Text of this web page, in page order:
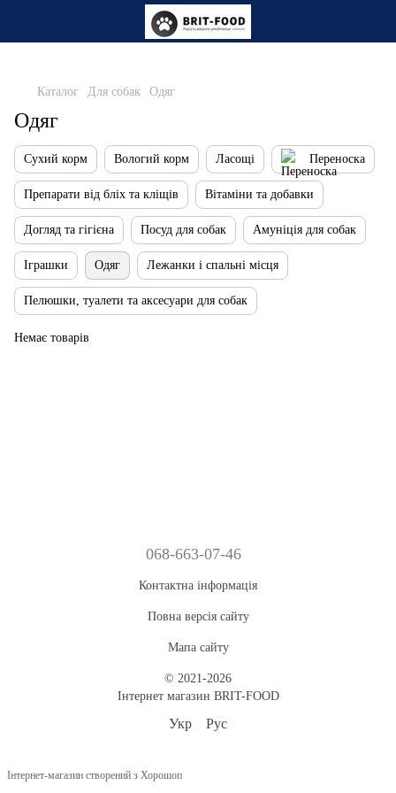
Каталог Для собак Одяг
Одяг
Сухий корм Вологий корм Ласощі Переноска
Препарати від бліх та кліщів Вітаміни та добавки
Догляд та гігієна Посуд для собак Амуніція для собак
Іграшки Одяг Лежанки і спальні місця
Пелюшки, туалети та аксесуари для собак
Немає товарів
068-663-07-46
Контактна інформація
Повна версія сайту
Мапа сайту
© 2021-2026
Інтернет магазин BRIT-FOOD
Укр Рус
Інтернет-магазин створений з Хорошоп